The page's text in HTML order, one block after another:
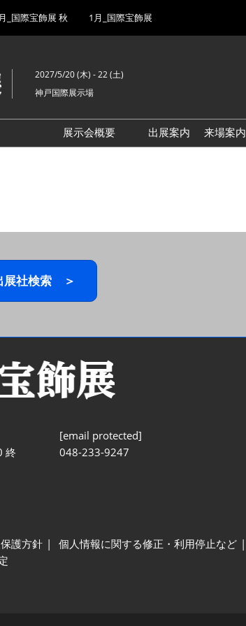
_国際宝飾展 秋 1月_国際宝飾展
2027/5/20 (木) - 22 (土)
神戸国際展示場
展示会概要
出展案内
来場案内
展社検索 ＞
終
[email protected]
048-233-9247
護方針 個人情報に関する修正・利用停止など